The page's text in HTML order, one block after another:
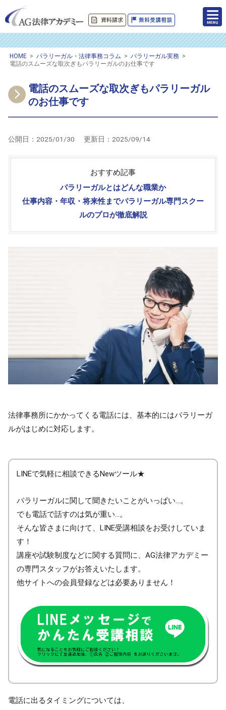
HOME > パラリーガル・法律事務コラム > パラリーガル実務 >
電話のスムーズな取次ぎもパラリーガルのお仕事です
電話のスムーズな取次ぎもパラリーガル
のお仕事です
公開日： 2025/01/30 更新日： 2025/09/14
おすすめ記事
パラリーガルとはどんな職業か
仕事内容・年収・将来性までパラリーガル専門スクー
ルのプロが徹底解説
法律事務所にかかってくる電話には、基本的にはパラリーガ
ルがはじめに対応します。
LINEで気軽に相談できるNewツール★
パラリーガルに関して聞きたいことがいっぱい…。
でも電話で話すのは気が重い…。
そんな皆さまに向けて、LINE受講相談をお受けしていま
す！
講座や試験制度などに関する質問に、AG法律アカデミー
の専門スタッフがお答えいたします。
他サイトへの会員登録などは必要ありません！
電話に出るタイミングについては、